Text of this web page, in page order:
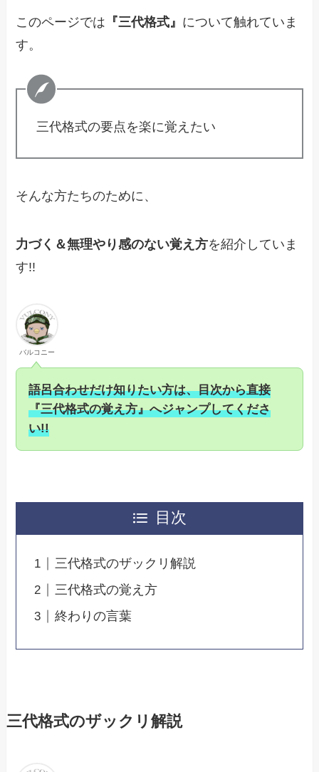
このページでは 『三代格式』 について触れていま
す。
三代格式の要点を楽に覚えたい
そんな方たちのために、
力づく＆無理やり感のない覚え方を紹介していま
す!!
バルコニー
語呂合わせだけ知りたい方は、目次から直接
『三代格式の覚え方』へジャンプしてくださ
い!!
目次
三代格式のザックリ解説
三代格式の覚え方
終わりの言葉
三代格式のザックリ解説